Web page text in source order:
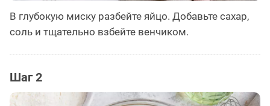
В глубокую миску разбейте яйцо. Добавьте сахар,
соль и тщательно взбейте венчиком.
Шаг 2